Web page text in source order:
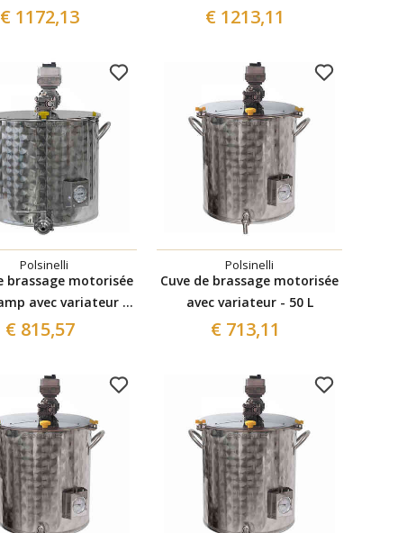
€ 1172,13
300 L
€ 1213,11
Polsinelli
brassage motorisée
avec variateur -
100 L
€ 815,57
Polsinelli
Cuve de brassage motorisée
avec variateur - 50 L
€ 713,11